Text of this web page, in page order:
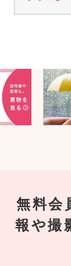
無料会
報や撮